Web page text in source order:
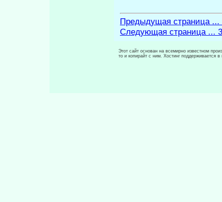
Предыдущая страница ...
Следующая страница ...
Этот сайт основан на всемирно известном
то и копирайт с ним. Хостинг поддерживается